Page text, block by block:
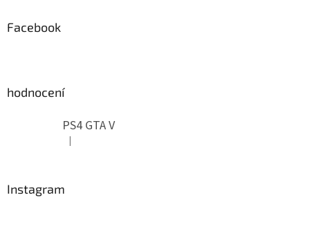
Facebook
hodnocení
PS4 GTA V
Hodnocení produktu je 5 z 5 hvězdiček.
|
Instagram